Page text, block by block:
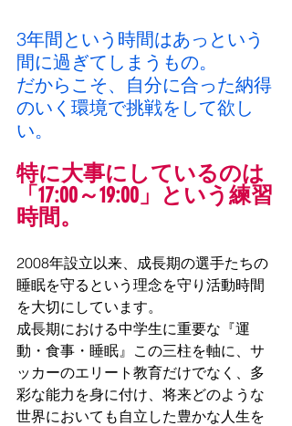
3年間という時間はあっという
間に過ぎてしまうもの。
だからこそ、自分に合った納得
のいく環境で挑戦をして欲し
い。
特に大事にしているのは
「17:00～19:00」という練習
時間。
2008年設立以来、成長期の選手たちの
睡眠を守るという理念を守り活動時間
を大切にしています。
成長期における中学生に重要な『運
動・食事・睡眠』この三柱を軸に、サ
ッカーのエリート教育だけでなく、多
彩な能力を身に付け、将来どのような
世界においても自立した豊かな人生を